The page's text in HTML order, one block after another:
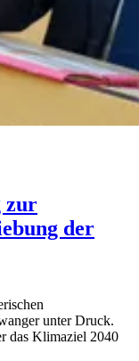
zur
der
unter Druck.
das Klimaziel 2040